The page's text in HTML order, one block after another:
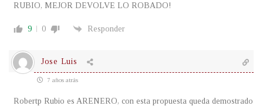
RUBIO, MEJOR DEVOLVE LO ROBADO!
9 0 Responder
Jose Luis
7 años atrás
Robertp Rubio es ARENERO, con esta propuesta queda demostrado